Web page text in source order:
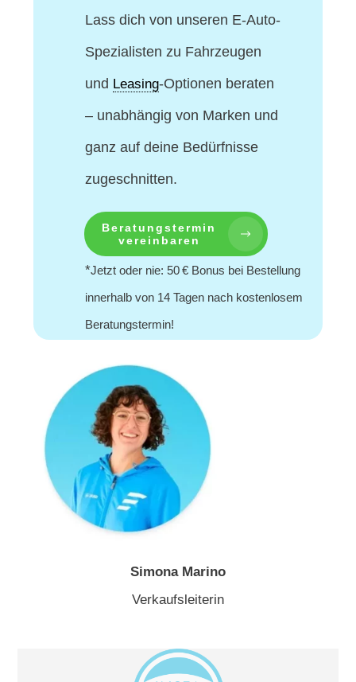
Lass dich von unseren E-Auto-
Spezialisten zu Fahrzeugen
und Leasing-Optionen beraten
– unabhängig von Marken und
ganz auf deine Bedürfnisse
zugeschnitten.
Beratungstermin
vereinbaren
*Jetzt oder nie: 50 € Bonus bei Bestellung
innerhalb von 14 Tagen nach kostenlosem
Beratungstermin!
Simona Marino
Verkaufsleiterin